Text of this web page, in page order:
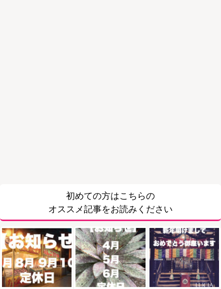
初めての方はこちらの
オススメ記事をお読みください